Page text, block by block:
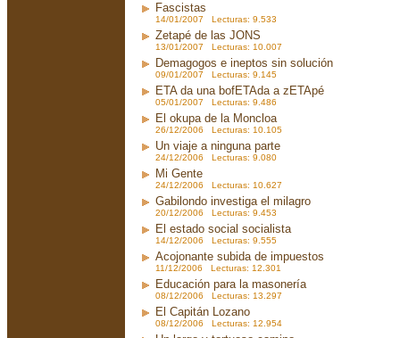
Fascistas
14/01/2007 Lecturas: 9.533
Zetapé de las JONS
13/01/2007 Lecturas: 10.007
Demagogos e ineptos sin solución
09/01/2007 Lecturas: 9.145
ETA da una bofETAda a zETApé
05/01/2007 Lecturas: 9.486
El okupa de la Moncloa
26/12/2006 Lecturas: 10.105
Un viaje a ninguna parte
24/12/2006 Lecturas: 9.080
Mi Gente
24/12/2006 Lecturas: 10.627
Gabilondo investiga el milagro
20/12/2006 Lecturas: 9.453
El estado social socialista
14/12/2006 Lecturas: 9.555
Acojonante subida de impuestos
11/12/2006 Lecturas: 12.301
Educación para la masonería
08/12/2006 Lecturas: 13.297
El Capitán Lozano
08/12/2006 Lecturas: 12.954